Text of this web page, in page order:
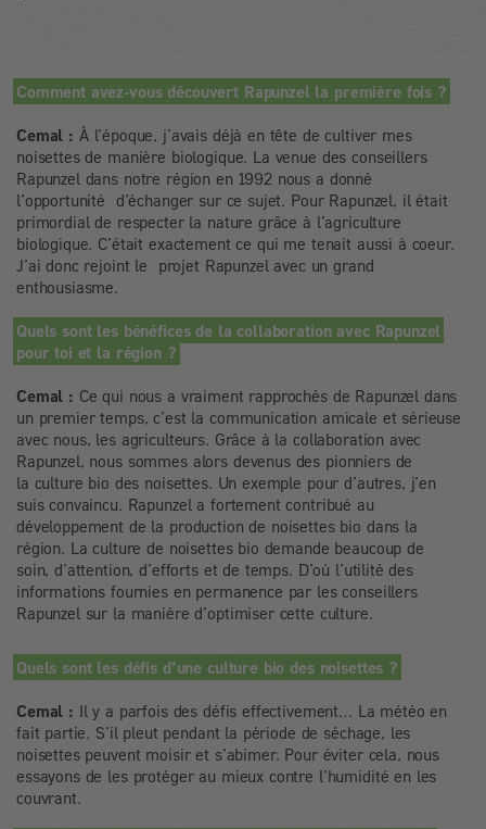
Comment avez-vous découvert Rapunzel la première fois ?
Cemal : À l’époque, j’avais déjà en tête de cultiver mes
noisettes de manière biologique. La venue des conseillers
Rapunzel dans notre région en 1992 nous a donné
l’opportunité d’échanger sur ce sujet. Pour Rapunzel, il était
primordial de respecter la nature grâce à l’agriculture
biologique. C’était exactement ce qui me tenait aussi à coeur.
J’ai donc rejoint le projet Rapunzel avec un grand
enthousiasme.
Quels sont les bénéfices de la collaboration avec Rapunzel
pour toi et la région ?
Cemal : Ce qui nous a vraiment rapprochés de Rapunzel dans
un premier temps, c’est la communication amicale et sérieuse
avec nous, les agriculteurs. Grâce à la collaboration avec
Rapunzel, nous sommes alors devenus des pionniers de
la culture bio des noisettes. Un exemple pour d’autres, j’en
suis convaincu. Rapunzel a fortement contribué au
développement de la production de noisettes bio dans la
région. La culture de noisettes bio demande beaucoup de
soin, d’attention, d’efforts et de temps. D’où l’utilité des
informations fournies en permanence par les conseillers
Rapunzel sur la manière d’optimiser cette culture.
Quels sont les défis d’une culture bio des noisettes ?
Cemal : Il y a parfois des défis effectivement… La météo en
fait partie. S’il pleut pendant la période de séchage, les
noisettes peuvent moisir et s’abimer. Pour éviter cela, nous
essayons de les protéger au mieux contre l’humidité en les
couvrant.